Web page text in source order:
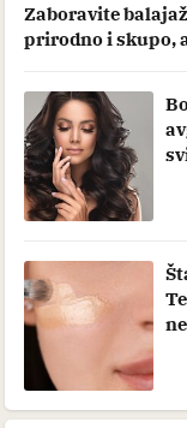
Zaboravite
prirodno i skupo,